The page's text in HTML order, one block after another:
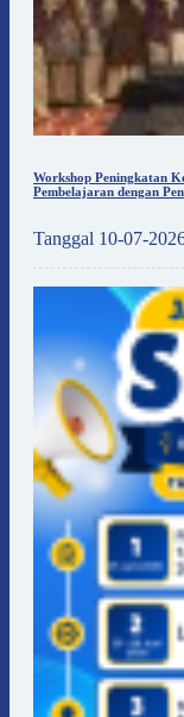
Workshop Peningkatan
Pembelajaran dengan
Tanggal 10-07-